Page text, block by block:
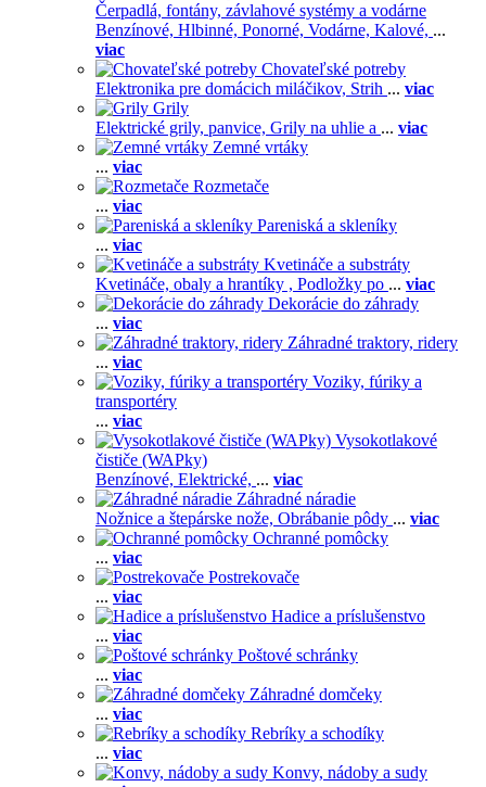
Čerpadlá, fontány, závlahové systémy a vodárne
Benzínové, Hlbinné, Ponorné, Vodárne, Kalové, ...
viac
Chovateľské potreby
Elektronika pre domácich miláčikov, Strih ... viac
Grily
Elektrické grily, panvice, Grily na uhlie a ... viac
Zemné vrtáky
... viac
Rozmetače
... viac
Pareniská a skleníky
... viac
Kvetináče a substráty
Kvetináče, obaly a hrantíky , Podložky po ... viac
Dekorácie do záhrady
... viac
Záhradné traktory, ridery
... viac
Voziky, fúriky a
transportéry
... viac
Vysokotlakové
čističe (WAPky)
Benzínové, Elektrické, ... viac
Záhradné náradie
Nožnice a štepárske nože, Obrábanie pôdy ... viac
Ochranné pomôcky
... viac
Postrekovače
... viac
Hadice a príslušenstvo
... viac
Poštové schránky
... viac
Záhradné domčeky
... viac
Rebríky a schodíky
... viac
Konvy, nádoby a sudy